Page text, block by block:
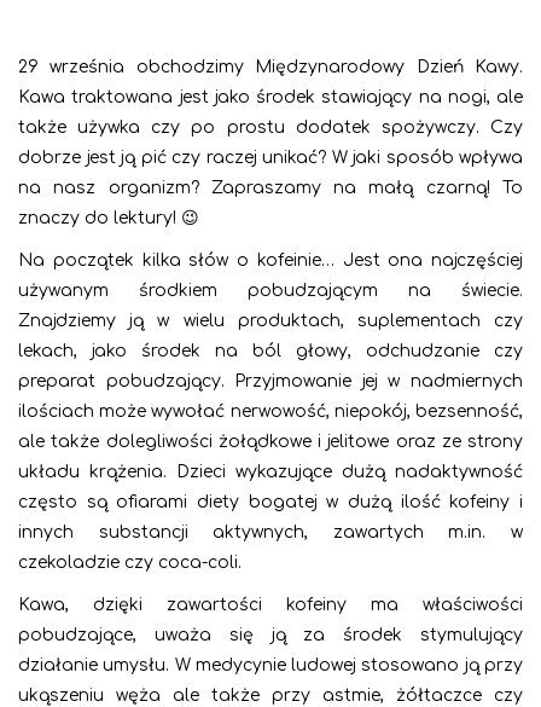
29 września obchodzimy Międzynarodowy Dzień Kawy.
Kawa traktowana jest jako środek stawiający na nogi, ale
także używka czy po prostu dodatek spożywczy. Czy
dobrze jest ją pić czy raczej unikać? W jaki sposób wpływa
na nasz organizm? Zapraszamy na małą czarną! To
znaczy do lektury! 😉
Na początek kilka słów o kofeinie… Jest ona najczęściej
używanym środkiem pobudzającym na świecie.
Znajdziemy ją w wielu produktach, suplementach czy
lekach, jako środek na ból głowy, odchudzanie czy
preparat pobudzający. Przyjmowanie jej w nadmiernych
ilościach może wywołać nerwowość, niepokój, bezsenność,
ale także dolegliwości żołądkowe i jelitowe oraz ze strony
układu krążenia. Dzieci wykazujące dużą nadaktywność
często są ofiarami diety bogatej w dużą ilość kofeiny i
innych substancji aktywnych, zawartych m.in. w
czekoladzie czy coca-coli.
Kawa, dzięki zawartości kofeiny ma właściwości
pobudzające, uważa się ją za środek stymulujący
działanie umysłu. W medycynie ludowej stosowano ją przy
ukąszeniu węża ale także przy astmie, żółtaczce czy